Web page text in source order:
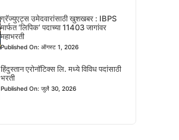
ग्रॅज्युएट्स उमेदवारांसाठी खुशखबर : IBPS
मार्फत ‘लिपिक’ पदाच्या 11403 जागांवर
महाभरती
Published On: ऑगस्ट 1, 2026
हिंदुस्तान एरोनॉटिक्स लि. मध्ये विविध पदांसाठी
भरती
Published On: जुलै 30, 2026